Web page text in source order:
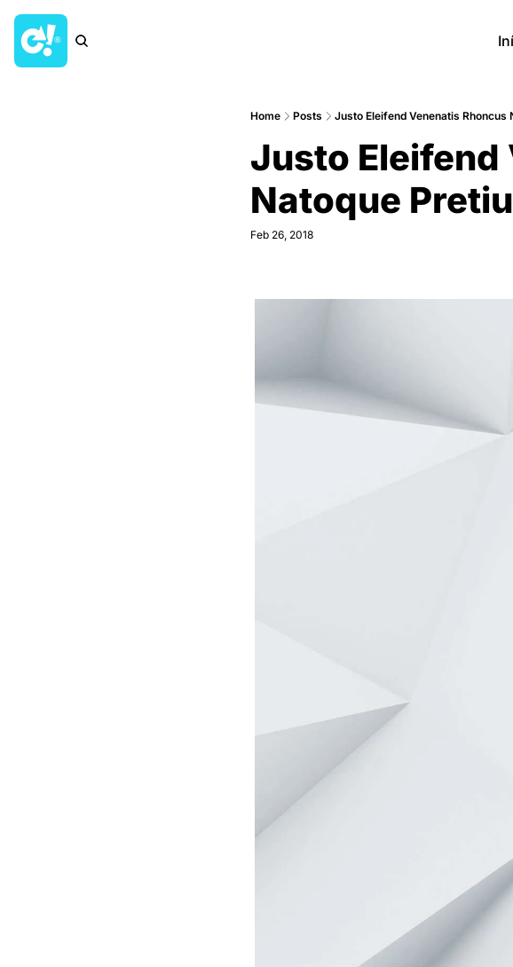
Home Posts Justo Eleifend Venenatis Rhoncus
Justo Eleifend
Natoque
Feb 26, 2018